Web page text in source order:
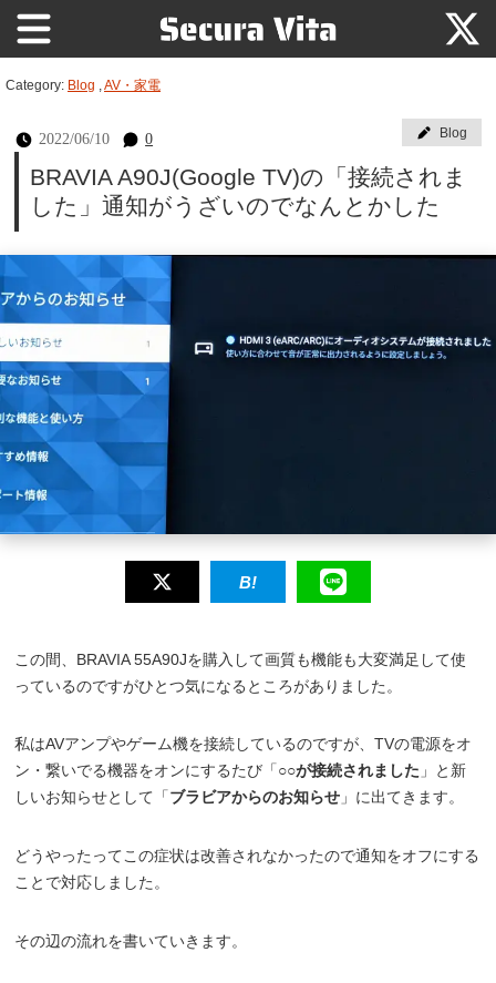
Category: Blog AV・家電
2022/06/10 0 Blog
BRAVIA A90J(Google TV)の「接続されま
した」通知がうざいのでなんとかした
この間、BRAVIA 55A90Jを購入して画質も機能も大変満足して使
っているのですがひとつ気になるところがありました。
私はAVアンプやゲーム機を接続しているのですが、TVの電源をオ
ン・繋いでる機器をオンにするたび「○○が接続されました 」と新
しいお知らせとして「ブラビアからのお知らせ 」に出てきます。
どうやったってこの症状は改善されなかったので通知をオフにする
ことで対応しました。
その辺の流れを書いていきます。